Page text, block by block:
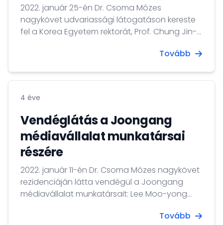
2022. január 25-én Dr. Csoma Mózes
nagykövet udvariassági látogatáson kereste
fel a Korea Egyetem rektorát, Prof. Chung Jin-
könyvcsomagot adott át az egyetem
kapcsolattörténetet bemutató általa írt
Tovább
4 éve
Vendéglátás a Joongang
médiavállalat munkatársai
részére
2022. január 11-én Dr. Csoma Mózes nagykövet
rezidenciáján látta vendégül a Joongang
médiavállalat munkatársait: Lee Moo-yong
szerkesztőjét, Ryu Kwon-ha urat, a Korea
Tovább